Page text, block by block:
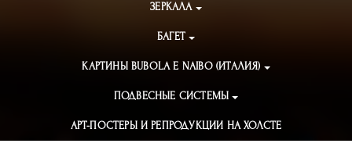
ЗЕРКАЛА
БАГЕТ
КАРТИНЫ BUBOLA E NAIBO (ИТАЛИЯ)
ПОДВЕСНЫЕ СИСТЕМЫ
АРТ-ПОСТЕРЫ И РЕПРОДУКЦИИ НА ХОЛСТЕ